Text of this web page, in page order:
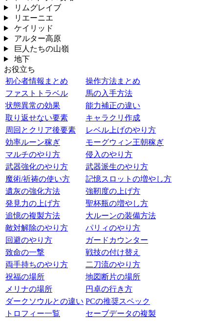
リムグレイブ
リエーニエ
ケイリッド
アルター高原
巨人たちの山嶺
地下
お役立ち
初心者情報まとめ
操作方法まとめ
ファストトラベル
馬の入手方法
状態異常の効果
能力補正の違い
取り返せない要素
キャラクリ作成
周回とクリア後要素
レベル上げのやり方
効率ルーン稼ぎ
モーグウィン王朝稼ぎ
マルチのやり方
侵入のやり方
武器強化のやり方
武器派生のやり方
魔術/祈祷の使い方
記憶スロットの増やし方
遺灰の強化方法
強靭度の上げ方
発見力の上げ方
聖杯瓶の増やし方
追憶の複製方法
大ルーンの装備方法
敵対解除のやり方
パリィのやり方
回避のやり方
ガードカウンター
致命の一撃
戦技の付け替え
両手持ちのやり方
二刀流のやり方
祝福の場所
地図断片の場所
メリナの場所
円卓の行き方
ダークソウルとの違い PCの推奨スペック
トロフィー一覧
セーブデータの複製